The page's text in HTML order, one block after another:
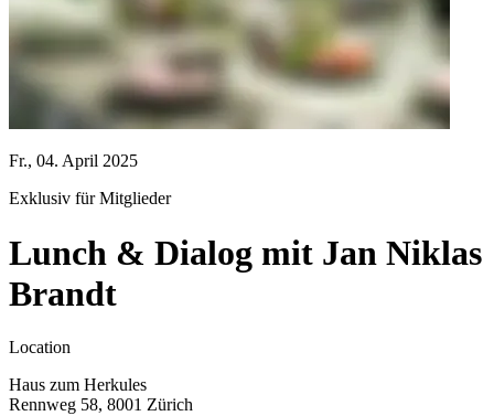
Fr., 04. April 2025
Exklusiv für Mitglieder
Lunch & Dialog mit Jan Niklas
Brandt
Location
Haus zum Herkules
Rennweg 58, 8001 Zürich